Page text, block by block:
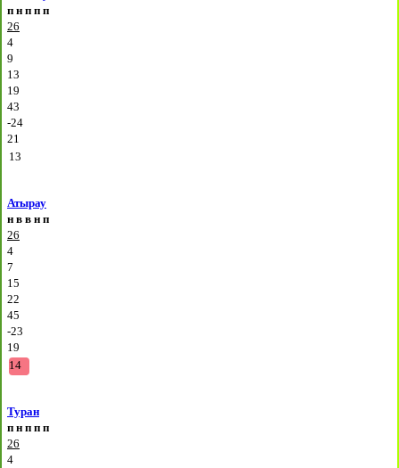
п н п п п
26
4
9
13
19
43
-24
21
13
Атырау
н в в н п
26
4
7
15
22
45
-23
19
14
Туран
п н п п п
26
4